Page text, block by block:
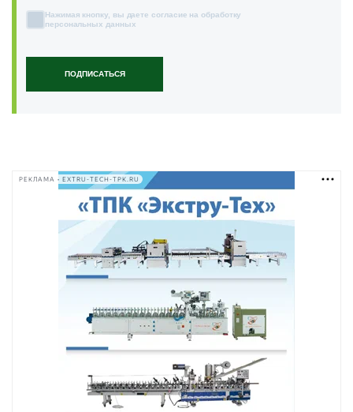
ПОДПИСАТЬСЯ
Нажимая кнопку, вы даете согласие на обработку
персональных данных
РЕКЛАМА • EXTRU-TECH-TPK.RU